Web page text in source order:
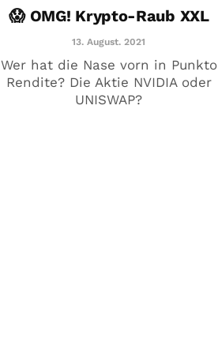
😱 OMG! Krypto-Raub XXL
13. August. 2021
Wer hat die Nase vorn in Punkto
Rendite? Die Aktie NVIDIA oder
UNISWAP?